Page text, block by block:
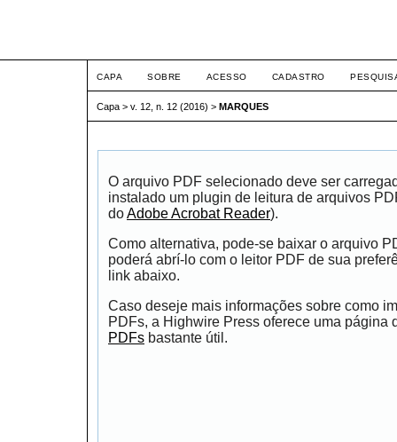
CAPA SOBRE ACESSO CADASTRO
Capa > v. 12, n. 12 (2016) > MARQUES
O arquivo PDF selecionado deve ser
instalado um plugin de leitura de arquivos
doAdobe Acrobat Reader).
Como alternativa, pode-se baixar o arquivo
poderá abrí-lo com o leitor PDF de sua
link abaixo.
Caso deseje mais informações sobre como
PDFs, a Highwire Press oferece uma página
PDFs bastante útil.